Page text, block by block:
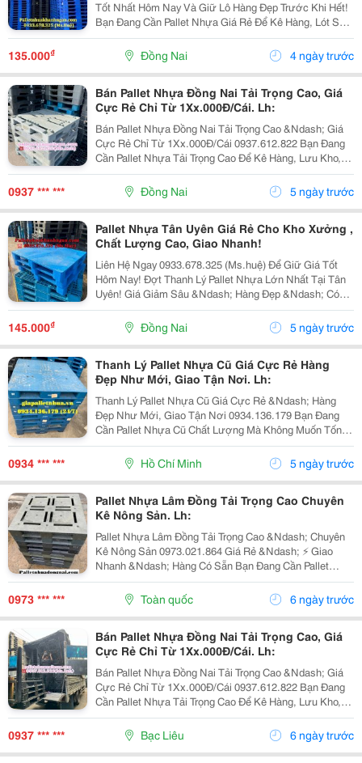
Tốt Nhất Hôm Nay Và Giữ Lô Hàng Đẹp Trước Khi Hết!
Bạn Đang Cần Pallet Nhựa Giá Rẻ Để Kê Hàng, Lót Sàn,
Lưu Kho Hay Xuất Khẩu? Kho Đang Thanh Lý Số Lượng
Lớn Pallet Nhựa Với Giá Cực Ưu Đãi , Hàng...
135.000₫ Đồng Nai 4 ngày trước
Bán Pallet Nhựa Đồng Nai Tải Trọng Cao, Giá
Cực Rẻ Chỉ Từ 1Xx.000Đ/Cái. Lh:
Bán Pallet Nhựa Đồng Nai Tải Trọng Cao &Ndash; Giá
Cực Rẻ Chỉ Từ 1Xx.000Đ/Cái 0937.612.822 Bạn Đang
Cần Pallet Nhựa Tải Trọng Cao Để Kê Hàng, Lưu Kho,
Xuất Khẩu Hoặc Vận Chuyển? Chúng Tôi Chuyên Cung
Cấp Pallet Nhựa Mới Và Pallet Nhựa Cũ Chất Lượng...
0937 *** *** Đồng Nai 5 ngày trước
Pallet Nhựa Tân Uyên Giá Rẻ Cho Kho Xưởng ,
Chất Lượng Cao, Giao Nhanh!
Liên Hệ Ngay 0933.678.325 (Ms.huệ) Để Giữ Giá Tốt
Hôm Nay! Đợt Thanh Lý Pallet Nhựa Lớn Nhất Tại Tân
Uyên! Giá Giảm Sâu &Ndash; Hàng Đẹp &Ndash; Có
Sẵn Kho &Ndash; Chốt Đơn Là Giao Ngay Tận Nơi! ✅
Ưu Đãi Chỉ Có Trong Đợt Xả Kho: Giá Rẻ Hơn...
145.000₫ Đồng Nai 5 ngày trước
Thanh Lý Pallet Nhựa Cũ Giá Cực Rẻ Hàng
Đẹp Như Mới, Giao Tận Nơi. Lh:
Thanh Lý Pallet Nhựa Cũ Giá Cực Rẻ &Ndash; Hàng
Đẹp Như Mới, Giao Tận Nơi 0934.136.179 Bạn Đang
Cần Pallet Nhựa Cũ Chất Lượng Mà Không Muốn Tốn
Quá Nhiều Chi Phí? Đến Ngay Với Chúng Tôi Để Sở
Hữu Những Mẫu Pallet Đẹp Như Mới , Bền Bỉ, Chịu Tải
0934 *** *** Hồ Chí Minh 5 ngày trước
Pallet Nhựa Lâm Đồng Tải Trọng Cao Chuyên
Kê Nông Sản. Lh:
Pallet Nhựa Lâm Đồng Tải Trọng Cao &Ndash; Chuyên
Kê Nông Sản 0973.021.864 Giá Rẻ &Ndash; ⚡ Giao
Nhanh &Ndash; Hàng Có Sẵn Bạn Đang Cần Pallet
Nhựa Tải Trọng Cao Tại Lâm Đồng Để Kê Cà Phê ☕ ,
Sầu Riêng , Rau Củ , Hoa , Trái Cây Hay Các Loại
Nông...
0973 *** *** Toàn quốc 6 ngày trước
Bán Pallet Nhựa Đồng Nai Tải Trọng Cao, Giá
Cực Rẻ Chỉ Từ 1Xx.000Đ/Cái. Lh:
Bán Pallet Nhựa Đồng Nai Tải Trọng Cao &Ndash; Giá
Cực Rẻ Chỉ Từ 1Xx.000Đ/Cái 0937.612.822 Bạn Đang
Cần Pallet Nhựa Tải Trọng Cao Để Kê Hàng, Lưu Kho,
Xuất Khẩu Hoặc Vận Chuyển? Chúng Tôi Chuyên Cung
Cấp Pallet Nhựa Mới Và Pallet Nhựa Cũ Chất Lượng...
0937 *** *** Bạc Liêu 6 ngày trước